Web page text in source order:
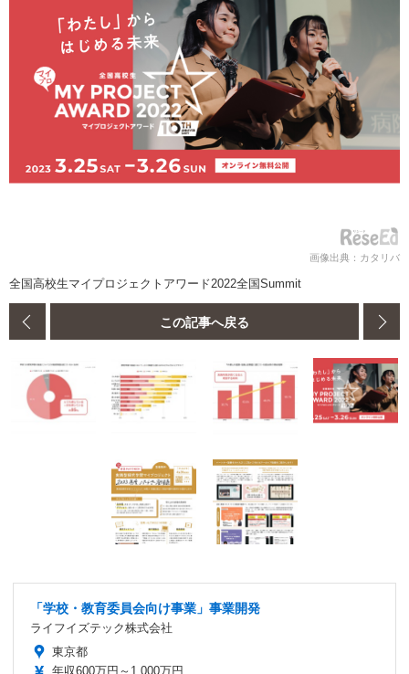
画像出典：カタリバ
全国高校生マイプロジェクトアワード2022全国Summit
この記事へ戻る
「学校・教育委員会向け事業」事業開発
ライフイズテック株式会社
東京都
年収600万円～1,000万円